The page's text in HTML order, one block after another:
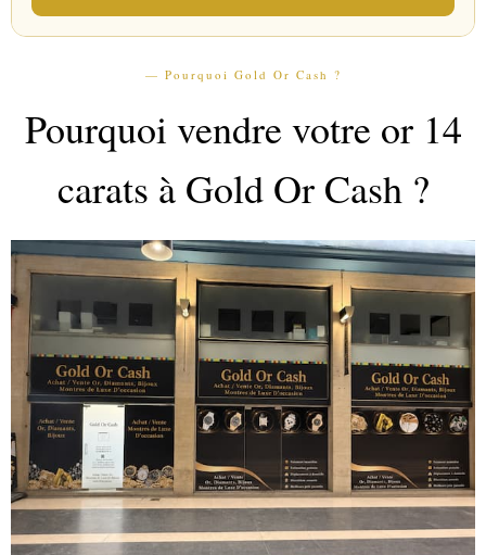
— Pourquoi Gold Or Cash ?
Pourquoi vendre votre or 14
carats à Gold Or Cash ?